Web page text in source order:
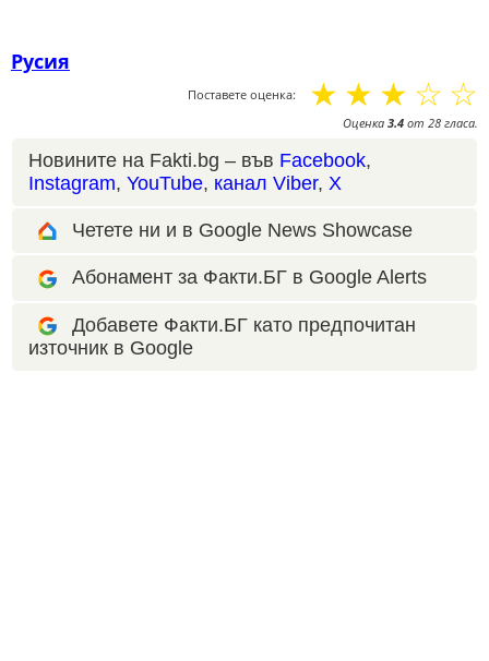
Русия
Поставете оценка: ☆
☆
☆
☆
☆
Оценка 3.4 от 28 гласа.
Новините на Fakti.bg – във Facebook,
Instagram, YouTube, канал Viber, X
Четете ни и в Google News Showcase
Абонамент за Факти.БГ в Google Alerts
Добавете Факти.БГ като предпочитан
източник в Google